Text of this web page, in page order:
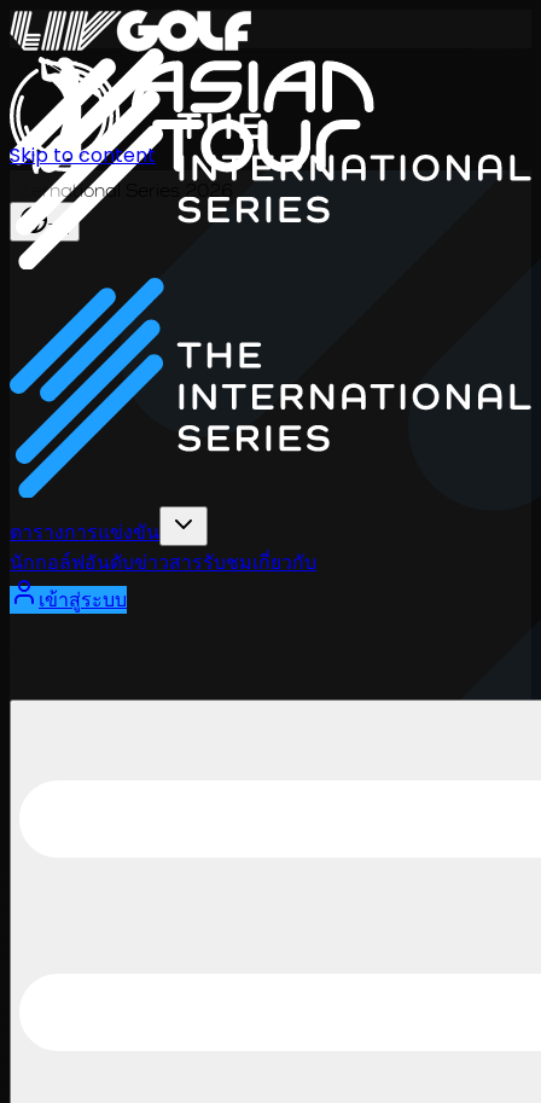
International Series 2026
TH
ตารางการแข่งขัน
นักกอล์ฟอันดับข่าวสารรับชมเกี่ยวกับ
เข้าสู่ระบบ
Skip to content